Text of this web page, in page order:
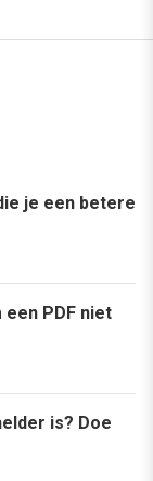
je een betere
PDF niet
is? Doe